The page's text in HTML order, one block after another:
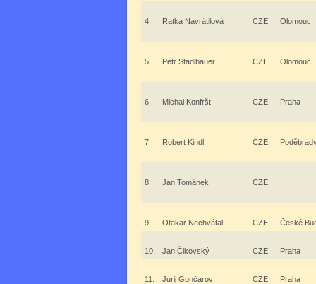
4. Ratka Navrátilová CZE Olomouc
5. Petr Stadlbauer CZE Olomouc
6. Michal Konfršt CZE Praha
7. Robert Kindl CZE
8. Jan Tománek CZE
9. Otakar Nechvátal CZE České
10. Jan Čikovský CZE Praha
11. Jurij Gončarov CZE Praha